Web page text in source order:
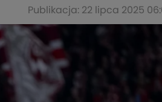
Publikacja: 22 lipca 2025